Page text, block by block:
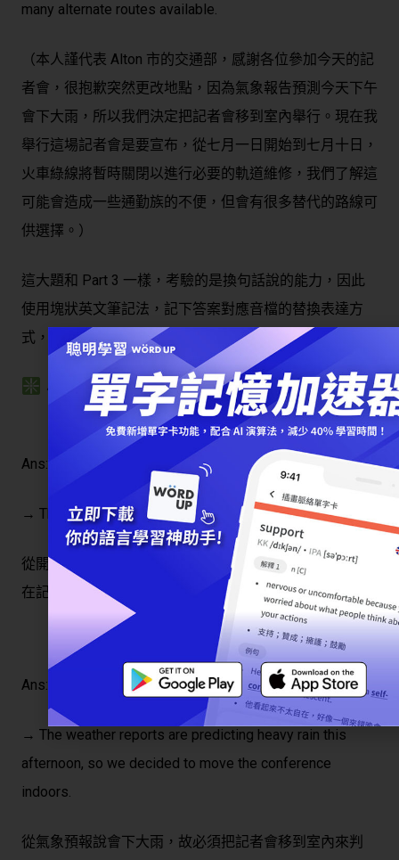
many alternate routes available.
（本人謹代表 Alton 市的交通部，感謝各位參加今天的記
者會，很抱歉突然更改地點，因為氣象報告預測今天下午
會下大雨，所以我們決定把記者會移到室內舉行。現在我
舉行這場記者會是要宣布，從七月一日開始到七月十日，
火車綠線將暫時關閉以進行必要的軌道維修，我們了解這
可能會造成一些通勤族的不便，但會有很多替代的路線可
供選擇。）
這大題和 Part 3 一樣，考驗的是換句話說的能力，因此
使用塊狀英文筆記法，記下答案對應音檔的替換表達方
式，就能熟悉考試會如何「換句話說」。
小技巧：熟悉考試會如何「換句話說」
Where is the announcement taking place?
Ans: At a press conference
→ Thank you for joining us at today’s press conference.
從開場白感謝大家參加今天的記者會來判斷，宣布的地點
在記者會。
What has caused the event to be relocated?
Ans: Bad weather
→ The weather reports are predicting heavy rain this
afternoon, so we decided to move the conference
indoors.
從氣象預報說會下大雨，故必須把記者會移到室內來判